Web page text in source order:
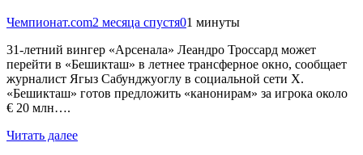
Чемпионат.com2 месяца спустя01 минуты
31-летний вингер «Арсенала» Леандро Троссард может
перейти в «Бешикташ» в летнее трансферное окно, сообщает
журналист Ягыз Сабунджуоглу в социальной сети X.
«Бешикташ» готов предложить «канонирам» за игрока около
€ 20 млн….
Читать далее